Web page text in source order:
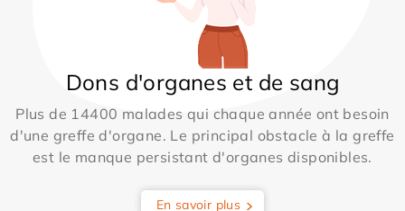
Dons d'organes et de sang
Plus de 14400 malades qui chaque année ont besoin
d'une greffe d'organe. Le principal obstacle à la greffe
est le manque persistant d'organes disponibles.
En savoir plus